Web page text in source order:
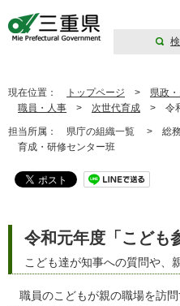
現在位置： トップページ > 県政
職員・人事 > 次世代育成 > 令
担当所属： 県庁の組織一覧 > 総
育成・研修センター班
令和元年度「こども
こども達が知事への質問や、
職員のこどもが親の職場を訪